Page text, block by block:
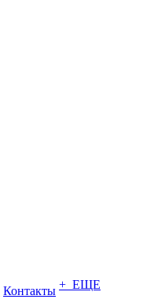
Контакты + ЕЩЕ